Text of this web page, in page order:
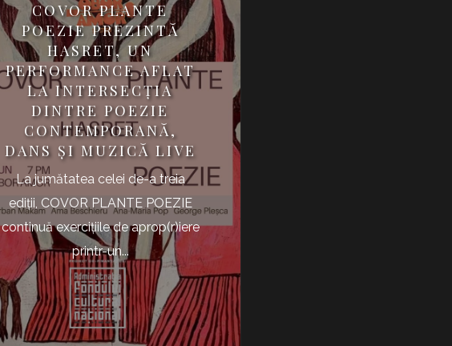
COVOR PLANTE
POEZIE PREZINTĂ
HASRET, UN
PERFORMANCE AFLAT
LA INTERSECȚIA
DINTRE POEZIE
CONTEMPORANĂ,
DANS ȘI MUZICĂ LIVE
La jumătatea celei de-a treia
ediții, COVOR PLANTE POEZIE
continuă exercițiile de aprop(r)iere
printr-un...